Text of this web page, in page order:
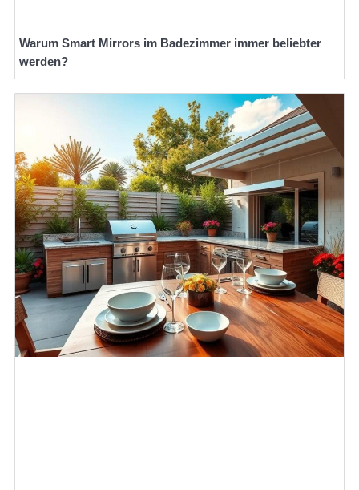
Warum Smart Mirrors im Badezimmer immer beliebter
werden?